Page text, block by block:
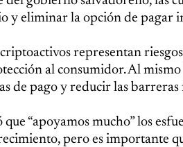
y eliminar la opción de pagar
representan
al consumidor. Al
de pago y reducir las barreras
“apoyamos mucho” los
pero es importante